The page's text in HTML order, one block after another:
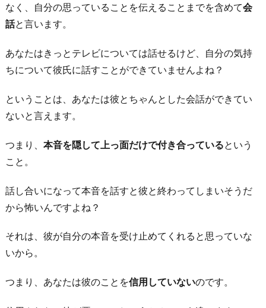
なく、自分の思っていることを伝えることまでを含めて会
話と言います。
あなたはきっとテレビについては話せるけど、自分の気持
ちについて彼氏に話すことができていませんよね？
ということは、あなたは彼とちゃんとした会話ができてい
ないと言えます。
つまり、 本音を隠して上っ面だけで付き合っているという
こと。
話し合いになって本音を話すと彼と終わってしまいそうだ
から怖いんですよね？
それは、彼が自分の本音を受け止めてくれると思っていな
いから。
つまり、あなたは彼のことを信用していないのです。